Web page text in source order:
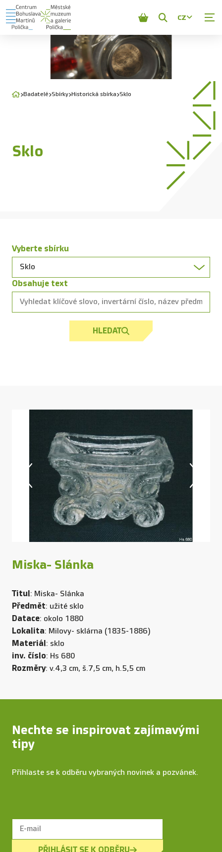
Zobrazit
vyhledávání
CZ
Badatelé Sbírky Historická sbírka Sklo
Sklo
Vyberte sbírku
Obsahuje text
HLEDAT
Miska- Slánka
Titul: Miska- Slánka
Předmět: užité sklo
Datace: okolo 1880
Lokalita: Milovy- sklárna (1835-1886)
Materiál: sklo
inv. číslo: Hs 680
Rozměry: v.4,3 cm, š.7,5 cm, h.5,5 cm
Nechte se inspirovat zajímavými
tipy
Přihlaste se k odběru vybraných novinek a pozvánek.
PŘIHLÁSIT SE K ODBĚRU